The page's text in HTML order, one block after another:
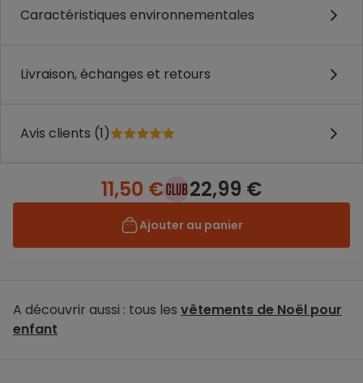
Caractéristiques environnementales
Livraison, échanges et retours
Avis clients (1)
11,50 € 22,99 €
Ajouter au panier
A découvrir aussi : tous les vêtements de Noël pour
enfant